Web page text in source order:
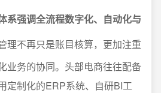
系强调全流程数字化、自动化与
理不再只是账目核算，更加注重
业务的协同。头部电商往往配备
定制化的ERP系统、自研BI工